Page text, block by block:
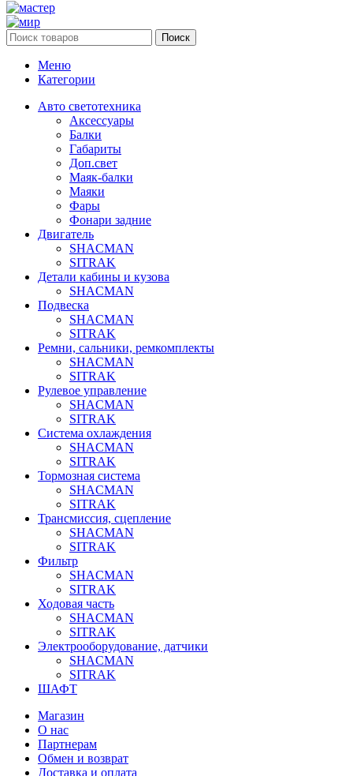
Поиск
Меню
Категории
Авто светотехника
Аксессуары
Балки
Габариты
Доп.свет
Маяк-балки
Маяки
Фары
Фонари задние
Двигатель
SHACMAN
SITRAK
Детали кабины и кузова
SHACMAN
Подвеска
SHACMAN
SITRAK
Ремни, сальники, ремкомплекты
SHACMAN
SITRAK
Рулевое управление
SHACMAN
SITRAK
Система охлаждения
SHACMAN
SITRAK
Тормозная система
SHACMAN
SITRAK
Трансмиссия, сцепление
SHACMAN
SITRAK
Фильтр
SHACMAN
SITRAK
Ходовая часть
SHACMAN
SITRAK
Электрооборудование, датчики
SHACMAN
SITRAK
ШАФТ
Магазин
О нас
Партнерам
Обмен и возврат
Доставка и оплата